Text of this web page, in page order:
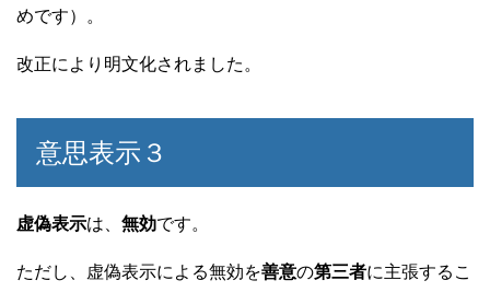
めです）。
改正により明文化されました。
意思表示３
虚偽表示は、 無効です。
ただし、虚偽表示による無効を善意の第三者に主張するこ